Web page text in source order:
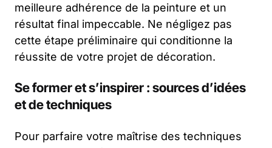
meilleure adhérence de la peinture et un
résultat final impeccable. Ne négligez pas
cette étape préliminaire qui conditionne la
réussite de votre projet de décoration.
Se former et s’inspirer : sources d’idées
et de techniques
Pour parfaire votre maîtrise des techniques